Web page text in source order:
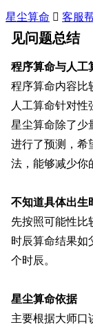
星尘算命  客服
见问题总结
程序算命与人工
程序算命内容比
人工算命针对性
星尘算命除了少
进行了预测 ，
法，能够减少你
不知道具体出生
先按照可能性比
时辰算命结果如
个时辰。
星尘算命依据
主要根据大师口